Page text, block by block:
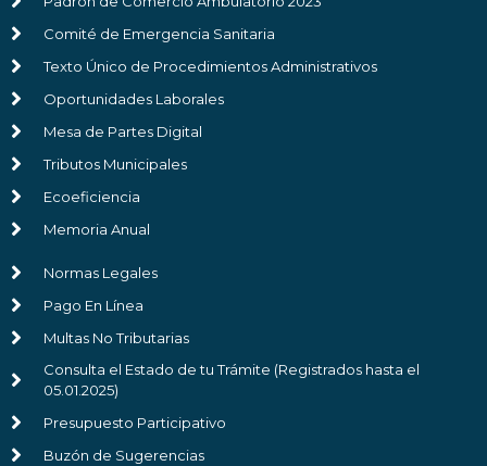
Comité de Emergencia Sanitaria
Texto Único de Procedimientos Administrativos
Oportunidades Laborales
Mesa de Partes Digital
Tributos Municipales
Ecoeficiencia
Memoria Anual
Normas Legales
Pago En Línea
Multas No Tributarias
Consulta el Estado de tu Trámite (Registrados hasta el
05.01.2025)
Presupuesto Participativo
Buzón de Sugerencias